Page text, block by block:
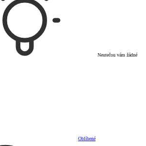
Neutečou vám žádné
Oblíbené